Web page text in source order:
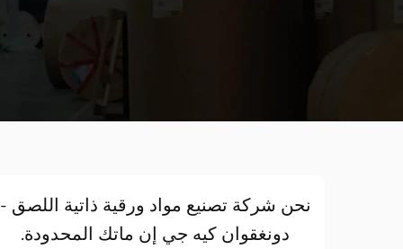
نحن شركة تصنيع مواد ورقية ذاتية اللصق -
دونغقوان كيه جي إن ماتك المحدودة.